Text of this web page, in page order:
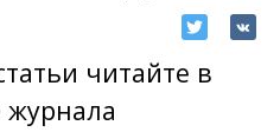
читайте в